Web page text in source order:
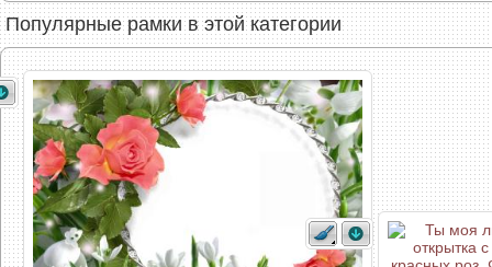
Популярные рамки в этой категории